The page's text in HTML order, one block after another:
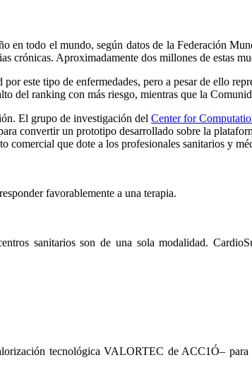
en todo el mundo, según datos de la Federación
Aproximadamente dos millones de estas
este tipo de enfermedades, pero a pesar de ello
del ranking con más riesgo, mientras que la
El grupo de investigación del Center for
convertir un prototipo desarrollado sobre la
que dote a los profesionales sanitarios y
favorablemente a una terapia.
sanitarios son de una sola modalidad.
tecnológica VALORTEC de ACC1Ó–